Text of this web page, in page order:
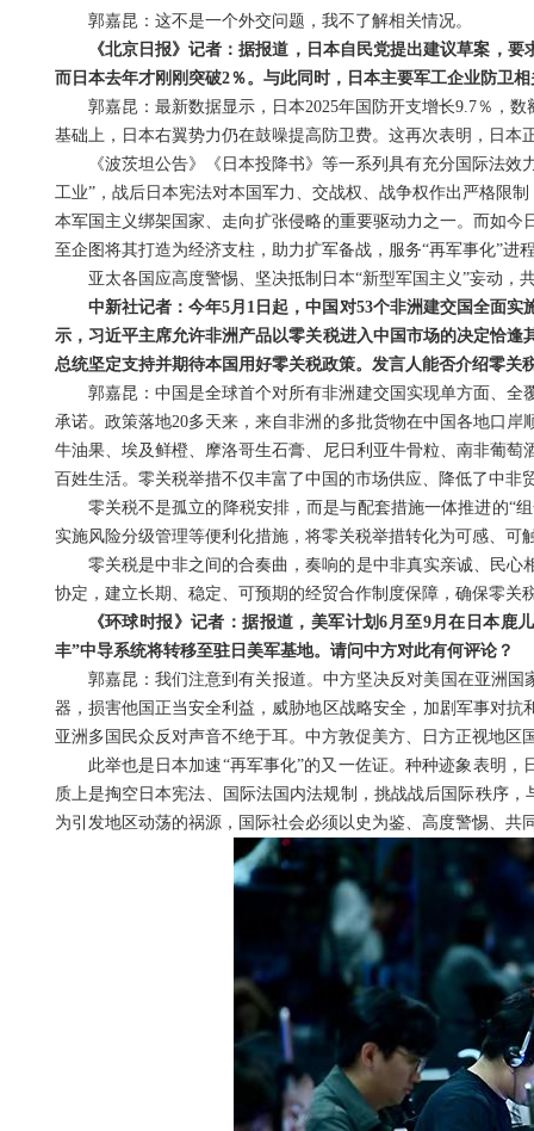
郭嘉昆：这不是一个外交问题，我不了解相关情况。
《北京日报》记者：据报道，日本自民党提出建议草案，
而日本去年才刚刚突破2％。与此同时，日本主要军工企业防卫
郭嘉昆：最新数据显示，日本2025年国防开支增长9.7％，
基础上，日本右翼势力仍在鼓噪提高防卫费。这再次表明，日本
《波茨坦公告》《日本投降书》等一系列具有充分国际法
工业”，战后日本宪法对本国军力、交战权、战争权作出严格限
本军国主义绑架国家、走向扩张侵略的重要驱动力之一。而如
至企图将其打造为经济支柱，助力扩军备战，服务“再军事化”进
亚太各国应高度警惕、坚决抵制日本“新型军国主义”妄动，
中新社记者：今年5月1日起，中国对53个非洲建交国全面
示，习近平主席允许非洲产品以零关税进入中国市场的决定恰
总统坚定支持并期待本国用好零关税政策。发言人能否介绍零关
郭嘉昆：中国是全球首个对所有非洲建交国实现单方面、
承诺。政策落地20多天来，来自非洲的多批货物在中国各地口
牛油果、埃及鲜橙、摩洛哥生石膏、尼日利亚牛骨粒、南非葡
百姓生活。零关税举措不仅丰富了中国的市场供应、降低了中非
零关税不是孤立的降税安排，而是与配套措施一体推进的“
实施风险分级管理等便利化措施，将零关税举措转化为可感、可
零关税是中非之间的合奏曲，奏响的是中非真实亲诚、民
协定，建立长期、稳定、可预期的经贸合作制度保障，确保零
《环球时报》记者：据报道，美军计划6月至9月在日本
丰”中导系统将转移至驻日美军基地。请问中方对此有何评论？
郭嘉昆：我们注意到有关报道。中方坚决反对美国在亚洲
器，损害他国正当安全利益，威胁地区战略安全，加剧军事对
亚洲多国民众反对声音不绝于耳。中方敦促美方、日方正视地
此举也是日本加速“再军事化”的又一佐证。种种迹象表明
质上是掏空日本宪法、国际法国内法规制，挑战战后国际秩序
为引发地区动荡的祸源，国际社会必须以史为鉴、高度警惕、共